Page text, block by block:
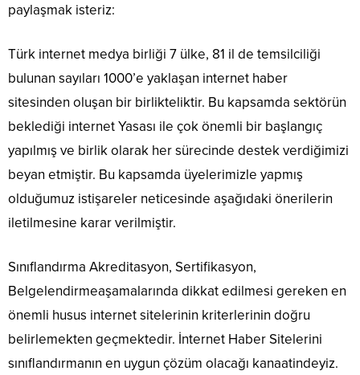
paylaşmak isteriz:
Türk internet medya birliği 7 ülke, 81 il de temsilciliği
bulunan sayıları 1000’e yaklaşan internet haber
sitesinden oluşan bir birlikteliktir. Bu kapsamda sektörün
beklediği internet Yasası ile çok önemli bir başlangıç
yapılmış ve birlik olarak her sürecinde destek verdiğimizi
beyan etmiştir. Bu kapsamda üyelerimizle yapmış
olduğumuz istişareler neticesinde aşağıdaki önerilerin
iletilmesine karar verilmiştir.
Sınıflandırma Akreditasyon, Sertifikasyon,
Belgelendirmeaşamalarında dikkat edilmesi gereken en
önemli husus internet sitelerinin kriterlerinin doğru
belirlemekten geçmektedir. İnternet Haber Sitelerini
sınıflandırmanın en uygun çözüm olacağı kanaatindeyiz.